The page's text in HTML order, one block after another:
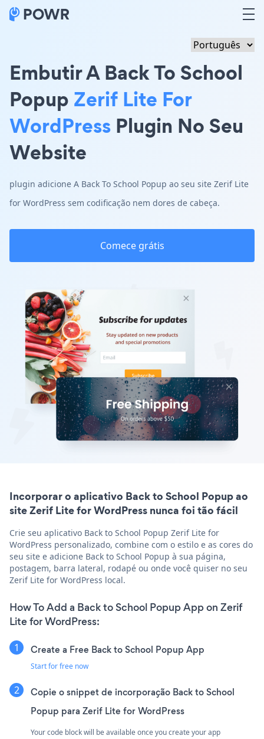
Embutir A Back To School
Popup Zerif Lite For
WordPress Plugin No Seu
Website
plugin adicione A Back To School Popup ao seu site Zerif Lite
for WordPress sem codificação nem dores de cabeça.
Comece grátis
Incorporar o aplicativo Back to School Popup ao
site Zerif Lite for WordPress nunca foi tão fácil
Crie seu aplicativo Back to School Popup Zerif Lite for
WordPress personalizado, combine com o estilo e as cores do
seu site e adicione Back to School Popup à sua página,
postagem, barra lateral, rodapé ou onde você quiser no seu
Zerif Lite for WordPress local.
How To Add a Back to School Popup App on Zerif
Lite for WordPress:
Create a Free Back to School Popup App
Start for free now
Copie o snippet de incorporação Back to School
Popup para Zerif Lite for WordPress
Your code block will be available once you create your app